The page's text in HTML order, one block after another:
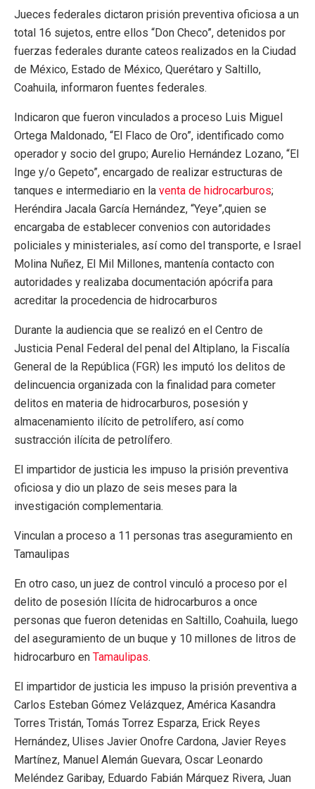
Jueces federales dictaron prisión preventiva oficiosa a un
total 16 sujetos, entre ellos “Don Checo”, detenidos por
fuerzas federales durante cateos realizados en la Ciudad
de México, Estado de México, Querétaro y Saltillo,
Coahuila, informaron fuentes federales.
Indicaron que fueron vinculados a proceso Luis Miguel
Ortega Maldonado, “El Flaco de Oro”, identificado como
operador y socio del grupo; Aurelio Hernández Lozano, “El
Inge y/o Gepeto”, encargado de realizar estructuras de
tanques e intermediario en la venta de hidrocarburos;
Heréndira Jacala García Hernández, “Yeye”,quien se
encargaba de establecer convenios con autoridades
policiales y ministeriales, así como del transporte, e Israel
Molina Nuñez, El Mil Millones, mantenía contacto con
autoridades y realizaba documentación apócrifa para
acreditar la procedencia de hidrocarburos
Durante la audiencia que se realizó en el Centro de
Justicia Penal Federal del penal del Altiplano, la Fiscalía
General de la República (FGR) les imputó los delitos de
delincuencia organizada con la finalidad para cometer
delitos en materia de hidrocarburos, posesión y
almacenamiento ilícito de petrolífero, así como
sustracción ilícita de petrolífero.
El impartidor de justicia les impuso la prisión preventiva
oficiosa y dio un plazo de seis meses para la
investigación complementaria.
Vinculan a proceso a 11 personas tras aseguramiento en
Tamaulipas
En otro caso, un juez de control vinculó a proceso por el
delito de posesión Ilícita de hidrocarburos a once
personas que fueron detenidas en Saltillo, Coahuila, luego
del aseguramiento de un buque y 10 millones de litros de
hidrocarburo en Tamaulipas.
El impartidor de justicia les impuso la prisión preventiva a
Carlos Esteban Gómez Velázquez, América Kasandra
Torres Tristán, Tomás Torrez Esparza, Erick Reyes
Hernández, ⁠Ulises Javier Onofre Cardona, Javier Reyes
Martínez, ⁠Manuel Alemán Guevara, Oscar Leonardo
Meléndez Garibay, ⁠Eduardo Fabián Márquez Rivera, ⁠Juan